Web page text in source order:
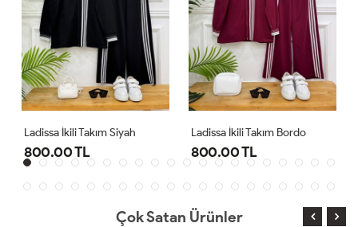
İkili Takım Siyah
TL
Ladissa İkili Takım Bordo
800.00 TL
Çok Satan Ürünler